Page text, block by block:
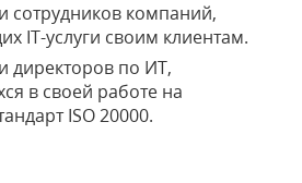
сотрудников компаний,
IT-услуги своим клиентам.
директоров по ИТ,
в своей работе на
ISO 20000.